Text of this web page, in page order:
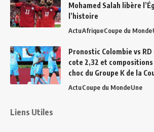
Mohamed Salah libère
l’histoire
ActuAfriqueCoupe du Monde
Pronostic Colombie vs RD
cote 2,32 et
choc du Groupe K de la
ActuCoupe du MondeUne
Liens Utiles